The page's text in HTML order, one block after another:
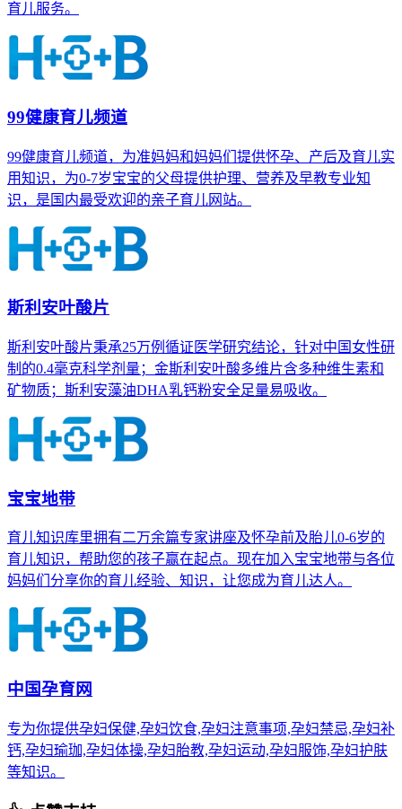
育儿服务。
99健康育儿频道
99健康育儿频道，为准妈妈和妈妈们提供怀孕、产后及育儿实
用知识，为0-7岁宝宝的父母提供护理、营养及早教专业知
识，是国内最受欢迎的亲子育儿网站。
斯利安叶酸片
斯利安叶酸片秉承25万例循证医学研究结论，针对中国女性研
制的0.4毫克科学剂量；金斯利安叶酸多维片含多种维生素和
矿物质；斯利安藻油DHA乳钙粉安全足量易吸收。
宝宝地带
育儿知识库里拥有二万余篇专家讲座及怀孕前及胎儿0-6岁的
育儿知识，帮助您的孩子赢在起点。现在加入宝宝地带与各位
妈妈们分享你的育儿经验、知识，让您成为育儿达人。
中国孕育网
专为你提供孕妇保健,孕妇饮食,孕妇注意事项,孕妇禁忌,孕妇补
钙,孕妇瑜珈,孕妇体操,孕妇胎教,孕妇运动,孕妇服饰,孕妇护肤
等知识。